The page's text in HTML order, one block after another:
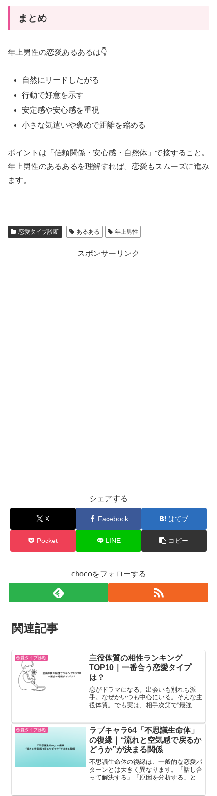
い
す
さ
まとめ
年上男性の恋愛あるあるは👇
自然にリードしたがる
行動で好意を示す
安定感や安心感を重視
小さな気遣いや褒めで距離を縮める
ポイントは「信頼関係・安心感・自然体」で接すること。
年上男性のあるあるを理解すれば、恋愛もスムーズに進み
ます。
恋愛タイプ診断 あるある 年上男性
スポンサーリンク
シェアする
X Facebook はてブ
Pocket LINE コピー
chocoをフォローする
関連記事
恋愛タイプ診断
主役体質の相性ランキング
TOP10｜一番合う恋愛タイプ
は？
恋がドラマになる。出会いも別れも派
手。なぜかいつも中心にいる。そんな主
役体質。でも実は、相手次第で“最強の
す。🥇第1位：LARE（カリスマバラン
サー）◎ 落ち着きと知...
恋愛タイプ診断
ラブキャラ64「不思議生命体」
の復縁｜“流れと空気感で戻るか
どうか”が決まる関係
不思議生命体の復縁は、一般的な恋愛パ
ターンとは大きく異なります。「話し合
って解決する」「原因を分析する」とい